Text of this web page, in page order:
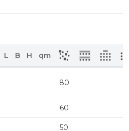
L B H qm
80
60
50